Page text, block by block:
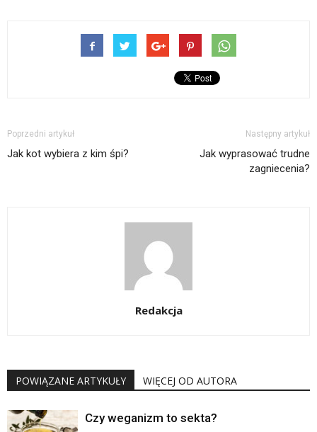
Poprzedni artykuł
Jak kot wybiera z kim śpi?
Następny artykuł
Jak wyprasować trudne
zagniecenia?
Redakcja
POWIĄZANE ARTYKUŁY WIĘCEJ OD AUTORA
Czy weganizm to sekta?